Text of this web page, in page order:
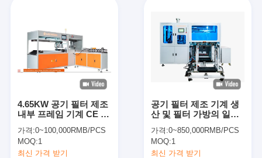
4.65KW 공기 필터 제조
내부 프레임 기계 CE 인
가격:0~100,000RMB/PCS
MOQ:1
최신 가격 받기
공기 필터 제조 기계 생
산 및 필터 가방의 일관
베팅 솔루션을 제공합니
다
가격:0~850,000RMB/PCS
MOQ:1
최신 가격 받기